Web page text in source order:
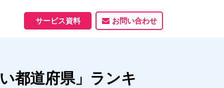
サービス一覧
制作実績
ホームページ制作実績
資料ダウンロード
サービス資料 お問い合わせ
都道府県」ランキ